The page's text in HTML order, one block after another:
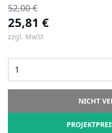
52,00 €
25,81 €
zzgl. MwSt
NICHT